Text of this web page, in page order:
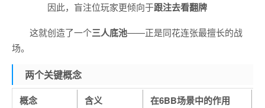
因此，盲注位玩家更倾向于跟注去看翻牌
这就创造了一个三人底池——正是同花连张最擅长的战
场。
两个关键概念
概念 含义
在6BB场景中的作用